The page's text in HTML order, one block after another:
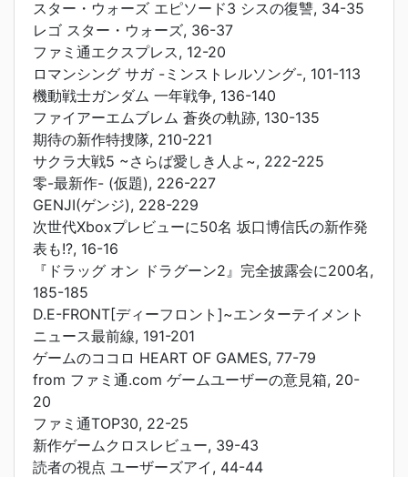
スター・ウォーズ エピソード3 シスの復讐, 34-35
レゴ スター・ウォーズ, 36-37
ファミ通エクスプレス, 12-20
ロマンシング サガ -ミンストレルソング-, 101-113
機動戦士ガンダム 一年戦争, 136-140
ファイアーエムブレム 蒼炎の軌跡, 130-135
期待の新作特捜隊, 210-221
サクラ大戦5 ~さらば愛しき人よ~, 222-225
零-最新作- (仮題), 226-227
GENJI(ゲンジ), 228-229
次世代Xboxプレビューに50名 坂口博信氏の新作発
表も!?, 16-16
『ドラッグ オン ドラグーン2』完全披露会に200名,
185-185
D.E-FRONT[ディーフロント]~エンターテイメント
ニュース最前線, 191-201
ゲームのココロ HEART OF GAMES, 77-79
from ファミ通.com ゲームユーザーの意見箱, 20-
20
ファミ通TOP30, 22-25
新作ゲームクロスレビュー, 39-43
読者の視点 ユーザーズアイ, 44-44